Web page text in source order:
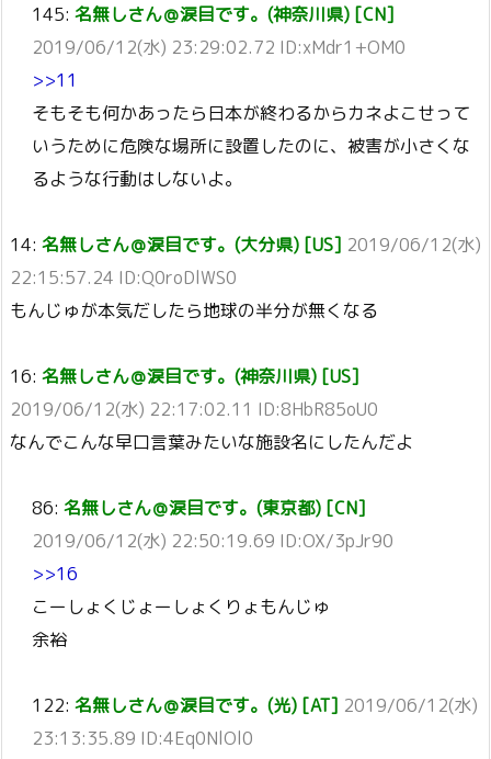
145: 名無しさん＠涙目です。(神奈川県) [CN]
2019/06/12(水) 23:29:02.72 ID:xMdr1+OM0
>>11
そもそも何かあったら日本が終わるからカネよこせって
いうために危険な場所に設置したのに、被害が小さくな
るような行動はしないよ。
14: 名無しさん＠涙目です。(大分県) [US] 2019/06/12(水)
22:15:57.24 ID:Q0roDlWS0
もんじゅが本気だしたら地球の半分が無くなる
16: 名無しさん＠涙目です。(神奈川県) [US]
2019/06/12(水) 22:17:02.11 ID:8HbR85oU0
なんでこんな早口言葉みたいな施設名にしたんだよ
86: 名無しさん＠涙目です。(東京都) [CN]
2019/06/12(水) 22:50:19.69 ID:OX/3pJr90
>>16
こーしょくじょーしょくりょもんじゅ
余裕
122: 名無しさん＠涙目です。(光) [AT] 2019/06/12(水)
23:13:35.89 ID:4Eq0NlOl0